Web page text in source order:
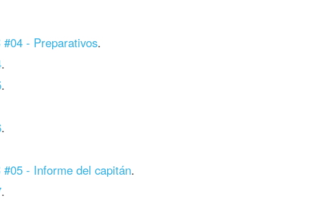
- Preparativos.
.
.
.
- Informe del capitán.
.